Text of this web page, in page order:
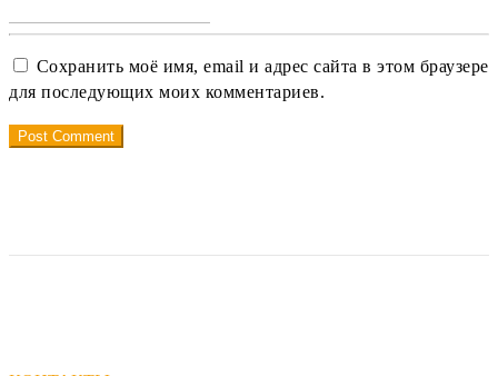
Сохранить моё имя, email и адрес сайта в этом браузере
для последующих моих комментариев.